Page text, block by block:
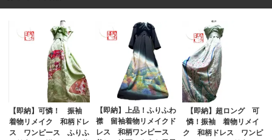
【即納】可憐！ 振袖
着物リメイク 和柄ドレ
ス ワンピース ふりふ
【即納】上品！ふりふわ
襟 留袖着物リメイクド
レス 和柄ワンピース
【即納】超ロング 可
憐！振袖 着物リメイ
ク 和柄ドレス ワンピ